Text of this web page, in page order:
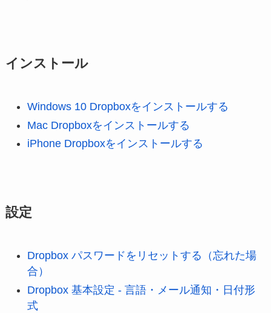
インストール
Windows 10 Dropboxをインストールする
Mac Dropboxをインストールする
iPhone Dropboxをインストールする
設定
Dropbox パスワードをリセットする（忘れた場
合）
Dropbox 基本設定 - 言語・メール通知・日付形
式